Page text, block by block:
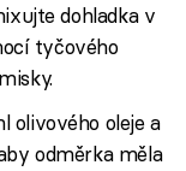
dohladka v
tyčového
olivového oleje a
odměrka měla